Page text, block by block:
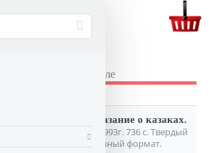
книги в Ставрополе
(Бирюк) Д.И. Сказание о казаках.
трилогия. М. Вече. 1993г. 736 с. Твердый
переплет, Обычный формат.